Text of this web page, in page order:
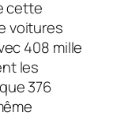
cette
voitures
408 mille
les
376